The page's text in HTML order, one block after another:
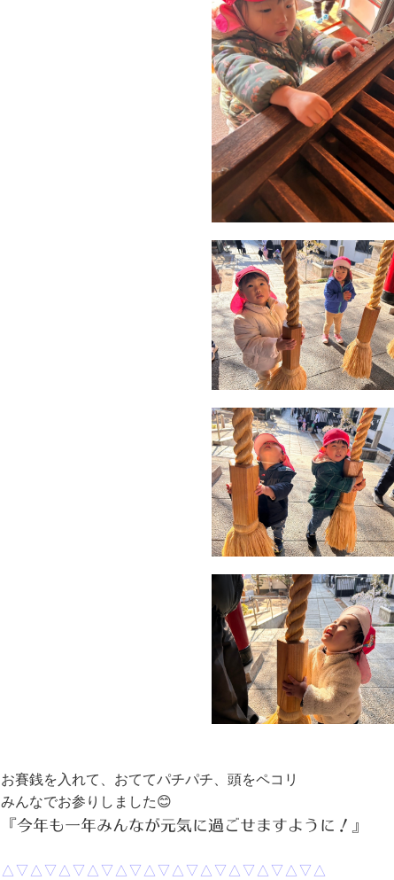
お賽銭を入れて、おててパチパチ、頭をペコリ
みんなでお参りしました😊
『今年も一年みんなが元気に過ごせますように！』
△▽△▽△▽△▽△▽△▽△▽△▽△▽△▽△▽△